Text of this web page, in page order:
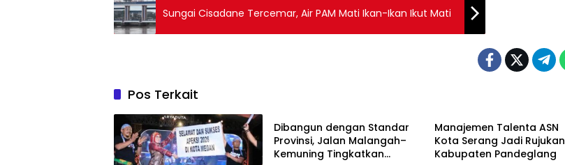
Sungai Cisadane Tercemar, Air PAM Mati Ikan-Ikan Ikut Mati
Pos Terkait
Dibangun dengan Standar
Provinsi, Jalan Malangah–
Kemuning Tingkatkan
Manajemen Talenta ASN
Kota Serang Jadi Rujukan
Kabupaten Pandeglang